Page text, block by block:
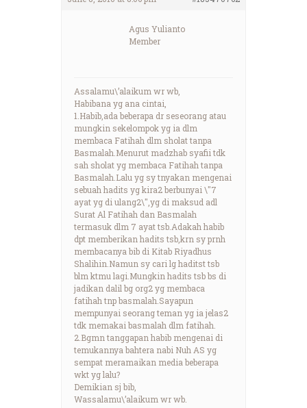
Agus Yulianto
Member
Assalamu\’alaikum wr wb,
Habibana yg ana cintai,
1.Habib,ada beberapa dr seseorang atau
mungkin sekelompok yg ia dlm
membaca Fatihah dlm sholat tanpa
Basmalah.Menurut madzhab syafii tdk
sah sholat yg membaca Fatihah tanpa
Basmalah.Lalu yg sy tnyakan mengenai
sebuah hadits yg kira2 berbunyai \"7
ayat yg di ulang2\",yg di maksud adl
Surat Al Fatihah dan Basmalah
termasuk dlm 7 ayat tsb.Adakah habib
dpt memberikan hadits tsb,krn sy prnh
membacanya bib di Kitab Riyadhus
Shalihin.Namun sy cari lg haditst tsb
blm ktmu lagi.Mungkin hadits tsb bs di
jadikan dalil bg org2 yg membaca
fatihah tnp basmalah.Sayapun
mempunyai seorang teman yg ia jelas2
tdk memakai basmalah dlm fatihah.
2.Bgmn tanggapan habib mengenai di
temukannya bahtera nabi Nuh AS yg
sempat meramaikan media beberapa
wkt yg lalu?
Demikian sj bib,
Wassalamu\’alaikum wr wb.